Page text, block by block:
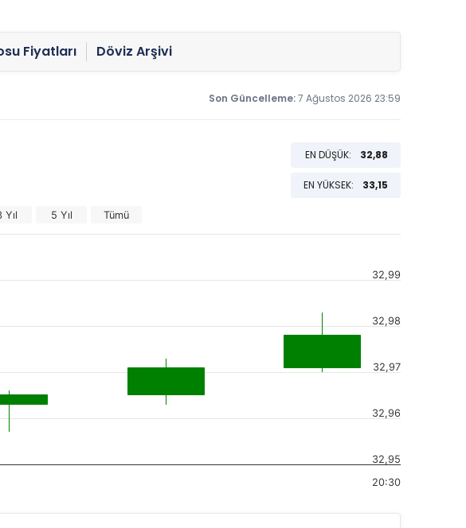
Fiyatları Döviz Arşivi
Son Güncelleme:7 Ağustos 2026 23:59
EN DÜŞÜK: 32,88
EN YÜKSEK: 33,15
Yıl 5 Yıl Tümü
20:30
32,95
32,96
32,97
32,98
32,99